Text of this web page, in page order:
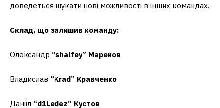
доведеться шукати нові можливості в інших командах.
Склад, що залишив команду:
Олександр “shalfey” Маренов
Владислав “Krad” Кравченко
Даніїл “d1Ledez” Кустов